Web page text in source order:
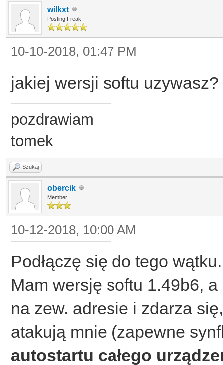
wilkxt
Posting Freak
10-10-2018, 01:47 PM
jakiej wersji softu uzywasz?
pozdrawiam
tomek
Szukaj
obercik
Member
10-12-2018, 10:00 AM
Podłączę się do tego
Mam wersję softu 1.49b6,
na zew. adresie i zdarza
atakują mnie (zapewne
autostartu całego